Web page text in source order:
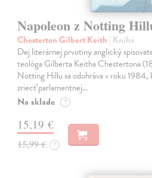
Napoleon z Notting
Chesterton Gilbert Keith | Kniha
Dej literárnej prvotiny anglický
teológa Gilberta Keitha Chestertona
Notting Hillu sa odohráva v roku 1984,
zriecť parlamentnej…
Na sklade ?
15,19 €
15,99 € ?